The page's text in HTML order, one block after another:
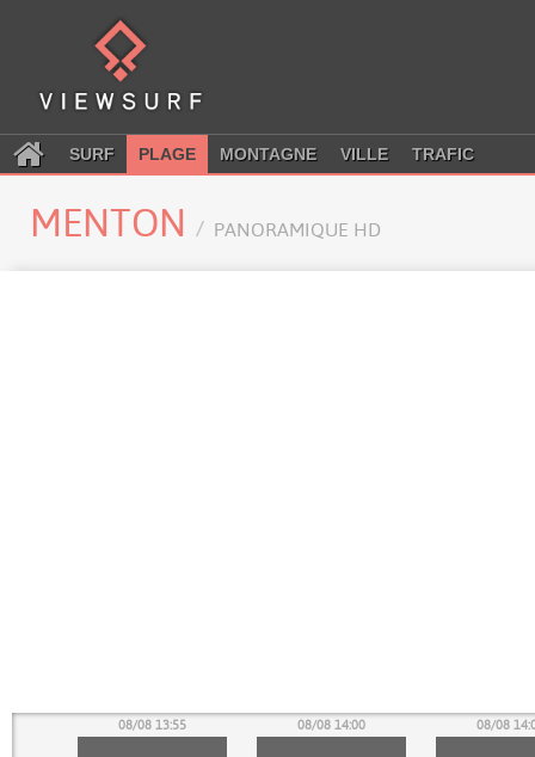
SURF PLAGE MONTAGNE VILLE TRAFIC
MENTON PANORAMIQUE HD
08/08 13:55 08/08 14:00 08/08